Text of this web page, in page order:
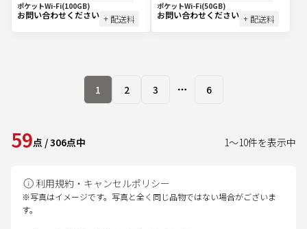
ポケットWi-Fi(100GB)
お問い合わせください + 配送料
ポケットWi-Fi(50GB)
お問い合わせください + 配送料
1 2 3 More pages
6
59点 /306点中 1～10件を表示中
利用規約・キャンセルポリシー
※写真はイメージです。写真と全く同じ品物ではない場合がございま
す。